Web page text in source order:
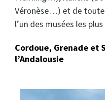
Véronèse…) et de toute
l’un des musées les
Cordoue, Grenade et
l’Andalousie